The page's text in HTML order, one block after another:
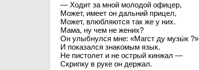
— Ходит за мной молодой офицер,
Может, имеет он дальний прицел,
Может, влюбляются так же у них.
Мама, ну чем не жених?
Он улыбнулся мне: «Магст ду музы́к ?»
И показался знакомым язык.
Не пистолет и не острый кинжал —
Скрипку в руке он держал.